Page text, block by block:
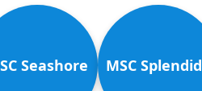
Seashore MSC